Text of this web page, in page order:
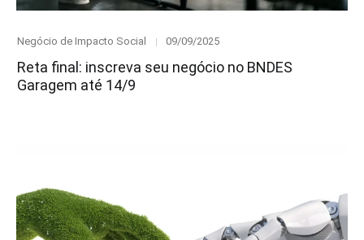
Category
Negócio de Impacto Social
Posted
09/09/2025
Reta final: inscreva seu negócio no BNDES
Garagem até 14/9